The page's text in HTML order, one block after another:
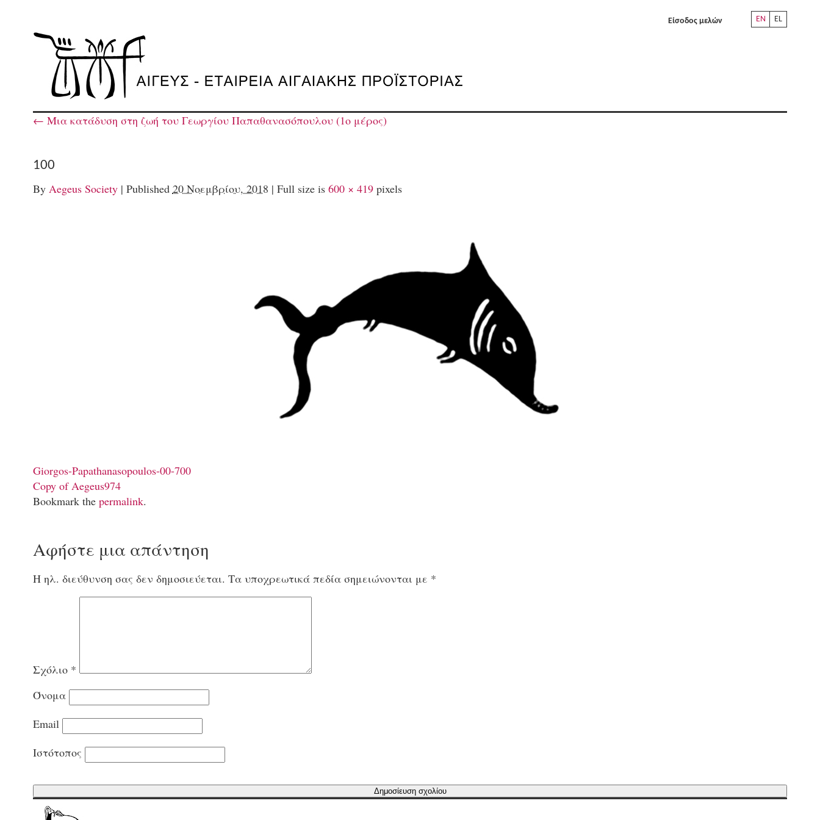
EN EL
Είσοδος μελών
← Μια κατάδυση στη ζωή του Γεωργίου Παπαθανασόπουλου (1ο μέρος)
100
By Aegeus Society | Published 20 Νοεμβρίου, 2018 | Full size is 600 × 419pixels
Giorgos-Papathanasopoulos-00-700
Copy of Aegeus974
Bookmark the permalink.
Αφήστε μια απάντηση
Η ηλ. διεύθυνση σας δεν δημοσιεύεται. Τα υποχρεωτικά πεδία σημειώνονται με *
Σχόλιο *
Όνομα
Email
Ιστότοπος